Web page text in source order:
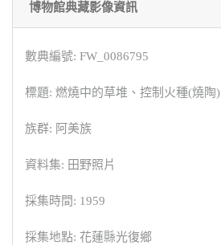
博物館典藏影像資訊
數典編號: FW_0086795
標題: 燃燒中的草堆、控制火種(燒陶)
族群: 阿美族
資料集: 田野照片
採集時間: 1959
採集地點: 花蓮縣光復鄉